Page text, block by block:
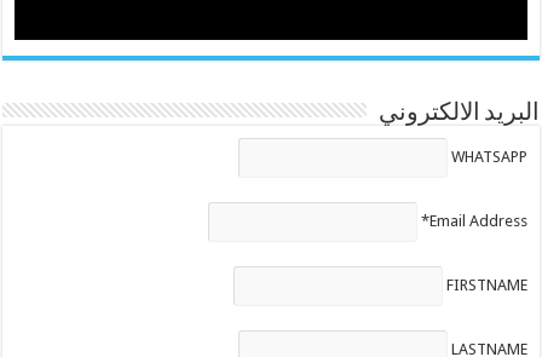
البريد الالكتروني
WHATSAPP
Email Address*
FIRSTNAME
LASTNAME